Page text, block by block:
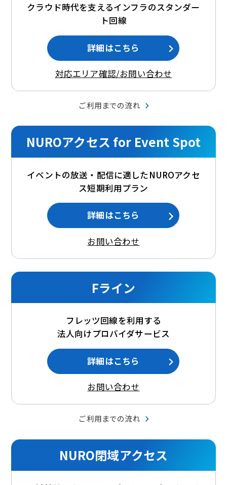
クラウド時代を支えるインフラのスタンダー
ト回線
詳細はこちら
対応エリア確認/お問い合わせ
ご利用までの流れ
NUROアクセス for Event Spot
イベントの放送・配信に適したNUROアクセ
ス短期利用プラン
詳細はこちら
お問い合わせ
Fライン
フレッツ回線を利用する
法人向けプロバイダサービス
詳細はこちら
お問い合わせ
ご利用までの流れ
NURO閉域アクセス